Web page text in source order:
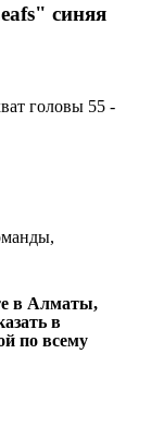
синяя
головы 55 -
в Алматы,
в
по всему